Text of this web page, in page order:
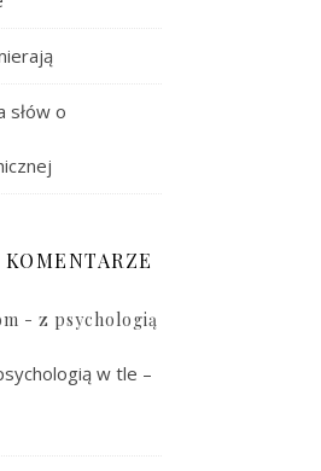
słów o
- z psychologią
w tle –